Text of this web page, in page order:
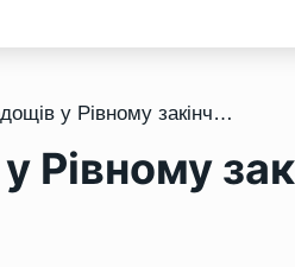
/ Купівля солодощів у Рівному закінчилася гучним скандалом
Рівному